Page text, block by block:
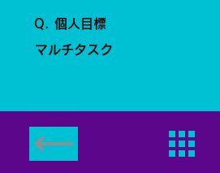
マルチタスク
Q. 個人目標